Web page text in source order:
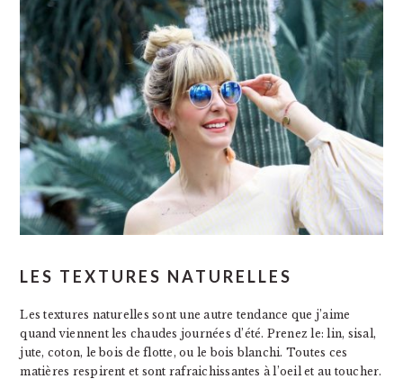
LES TEXTURES NATURELLES
Les textures naturelles sont une autre tendance que j’aime
quand viennent les chaudes journées d’été. Prenez le: lin, sisal,
jute, coton, le bois de flotte, ou le bois blanchi. Toutes ces
matières respirent et sont rafraichissantes à l’oeil et au toucher.